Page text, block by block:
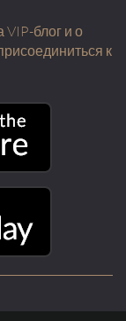
VIP-блог и о
к